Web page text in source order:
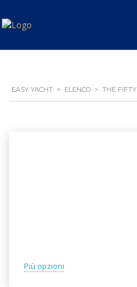
EASY YACHT > ELENCO > THE FIFTY
Più opzioni